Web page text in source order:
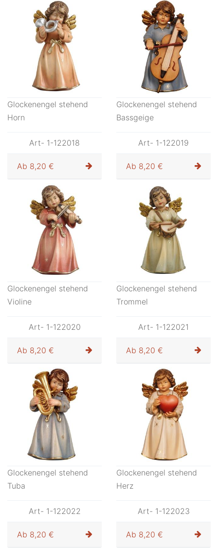
Glockenengel stehend
Horn
Art- 1-122018
Ab 8,20 €
Glockenengel stehend
Bassgeige
Art- 1-122019
Ab 8,20 €
Glockenengel stehend
Violine
Art- 1-122020
Ab 8,20 €
Glockenengel stehend
Trommel
Art- 1-122021
Ab 8,20 €
Glockenengel stehend
Tuba
Art- 1-122022
Ab 8,20 €
Glockenengel stehend
Herz
Art- 1-122023
Ab 8,20 €